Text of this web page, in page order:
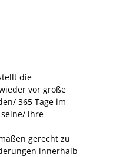
die
vor große
365 Tage im
ihre
gerecht zu
innerhalb